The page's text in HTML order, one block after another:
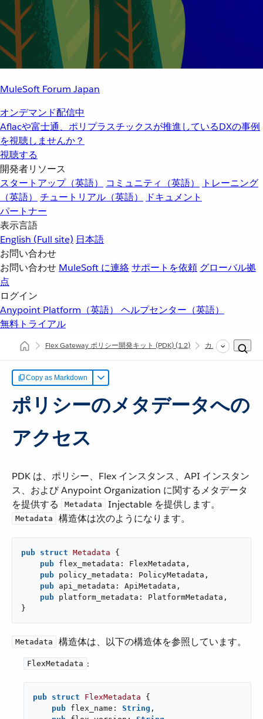
MuleSoft Forum Japan
オンデマンド配信中
Aflacや富士通、ポリプラスチックスが推進しているDXの事例
を視聴しませんか？
視聴する
開発者リソース
スタートアップ（英語）
コミュニティ（英語）
トレーニング
（英語）
チュートリアル（英語）
ドキュメント
パートナー
表示言語
English (Full site) 日本語
お問い合わせ
お問い合わせ MuleSoft に連絡サポートを依頼 グローバル拠
点
ログイン
Anypoint Platform（英語） ヘルプセンター（英語）
無料トライアル
Flex Gateway ポリシー開発キット (PDK)(1.2) カスタムポリシ
Copy as Markdown
ポリシーのメタデータへの
アクセス
PDK は、ポリシー、Flex インスタンス、API インスタン
ス、および Anypoint Organization に関するメタデータ
を提供する ​
Metadata ​ Injectable を提供します。​
Metadata ​ 構造体は次のようになります。
pub struct Metadata {
pub flex_metadata: FlexMetadata,
pub policy_metadata: PolicyMetadata,
pub api_metadata: ApiMetadata,
pub platform_metadata: PlatformMetadata,
}
Metadata ​ 構造体は、以下の構造体を参照しています。
FlexMetadata ​:
pub struct FlexMetadata {
pub flex_name: String ,